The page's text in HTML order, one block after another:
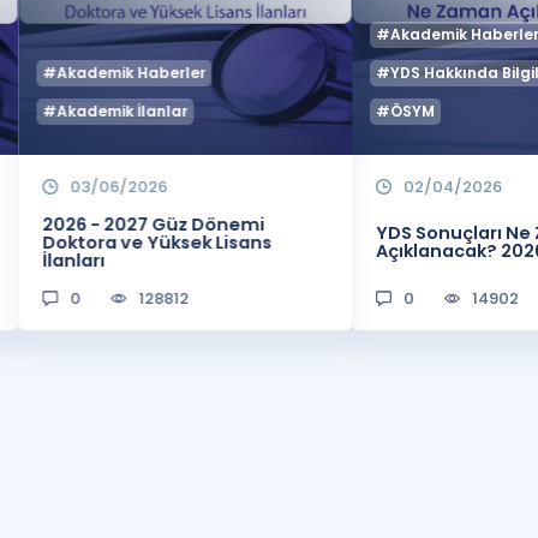
#Akademik Haberler
#Akademik İlanlar
03/06/2026
2026 - 2027 Güz Dönemi
Doktora ve Yüksek Lisans
İlanları
0 128812
#Akademik
#YDS Hakkında
#ÖSYM
02/04/2026
YDS Sonuçları
Açıklanacak?
0 14902